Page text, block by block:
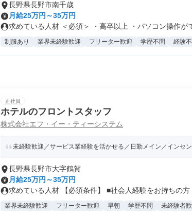
長野県長野市南千歳
月給25万円～35万円
求めている人材 ＜必須＞ ・高卒以上 ・パソコン操作が
制服あり 業界未経験歓迎 フリーター歓迎 学歴不問 経験
正社員
ホテルのフロントスタッフ
株式会社エフ・イー・ティーシステム
未経験歓迎／サービス業経験を活かせる／日勤メイン／インセ
長野県長野市大字鶴賀
月給25万円～35万円
求めている人材 【必須条件】 ■社会人経験をお持ちの方
業界未経験歓迎 フリーター歓迎 早朝 学歴不問 未経験者